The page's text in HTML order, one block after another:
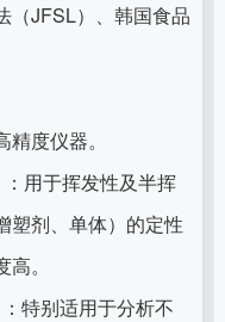
（JFSL）、韩国食品
度仪器。
：用于挥发性及半挥
塑剂、单体）的定性
。
：特别适用于分析不